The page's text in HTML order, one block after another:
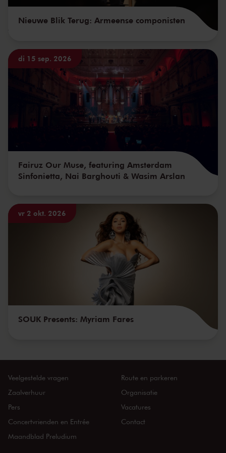
Je gaat blij naar huis.
Nieuwe Blik Terug: Armeense componisten
di 15 sep. 2026
Fairuz Our Muse, featuring Amsterdam
Sinfonietta, Nai Barghouti & Wasim Arslan
vr 2 okt. 2026
SOUK Presents: Myriam Fares
Veelgestelde vragen
Zaalverhuur
Pers
Concertvrienden en Entrée
Maandblad Preludium
Route en parkeren
Organisatie
Vacatures
Contact